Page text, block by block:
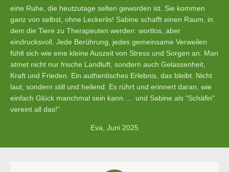
eine Ruhe, die heutzutage selten geworden ist. Sie kommen
ganz von selbst, ohne Leckerlis! Sabine schafft einen Raum, in
dem die Tiere zu Therapeuten werden: wortlos, aber
eindrucksvoll. Jede Berührung, jedes gemeinsame Verweilen
fühlt sich wie eine kleine Auszeit von Stress und Sorgen an. Man
atmet nicht nur frische Landluft, sondern auch Gelassenheit,
Kraft und Frieden. Ein authentisches Erlebnis, das bleibt. Nicht
laut, sondern still und heilend. Es rührt und erinnert daran, wie
einfach Glück manchmal sein kann. ... und Sabine als "Schäfin"
vereint all das!"
Eva, Juni 2025